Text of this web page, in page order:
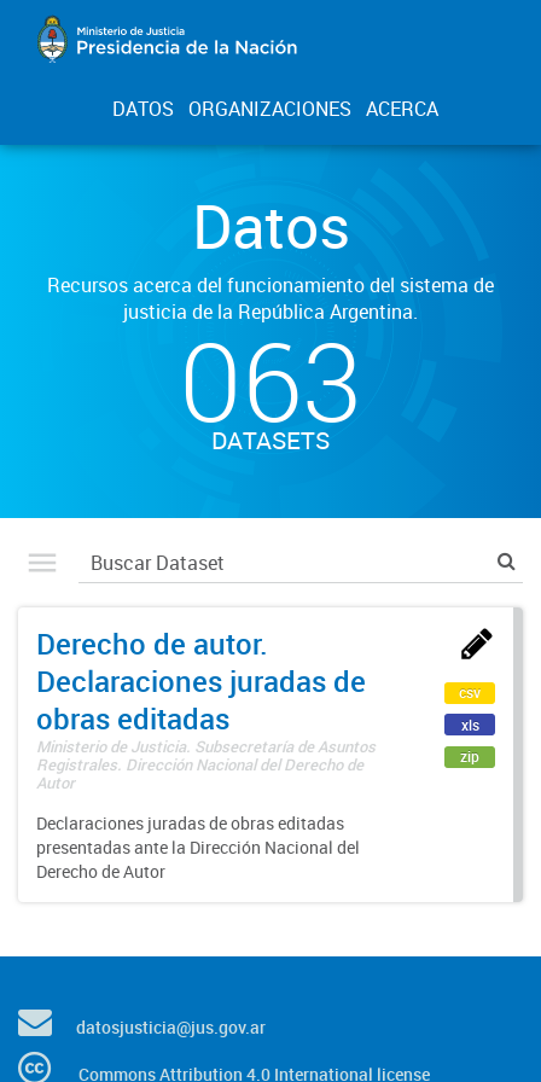
DATOS ORGANIZACIONES ACERCA
Datos
Recursos acerca del funcionamiento del sistema de
justicia de la República Argentina.
063
DATASETS
Derecho de autor.
Declaraciones juradas de
obras editadas
Ministerio de Justicia. Subsecretaría de Asuntos
Registrales. Dirección Nacional del Derecho de
Autor
Declaraciones juradas de obras editadas
presentadas ante la Dirección Nacional del
Derecho de Autor
csv
xls
zip
datosjusticia@jus.gov.ar
Commons Attribution 4.0 International license